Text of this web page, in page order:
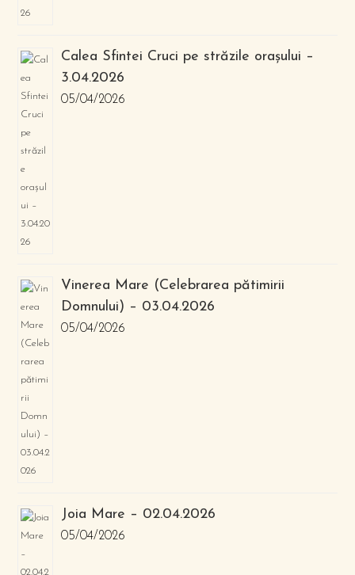
Calea Sfintei Cruci pe străzile orașului –
3.04.2026
05/04/2026
Vinerea Mare (Celebrarea pătimirii
Domnului) – 03.04.2026
05/04/2026
Joia Mare – 02.04.2026
05/04/2026